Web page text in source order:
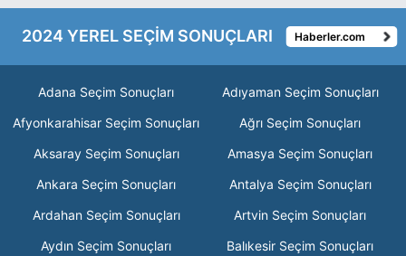
2024 YEREL SEÇİM SONUÇLARI Haberler.com
Adana Seçim Sonuçları
Adıyaman Seçim Sonuçları
Afyonkarahisar Seçim Sonuçları
Ağrı Seçim Sonuçları
Aksaray Seçim Sonuçları
Amasya Seçim Sonuçları
Ankara Seçim Sonuçları
Antalya Seçim Sonuçları
Ardahan Seçim Sonuçları
Artvin Seçim Sonuçları
Aydın Seçim Sonuçları
Balıkesir Seçim Sonuçları